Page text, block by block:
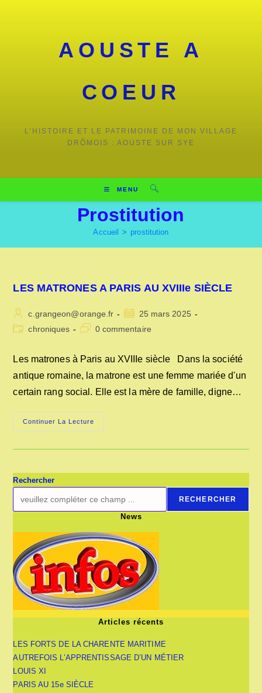
AOUSTE A
COEUR
L’HISTOIRE ET LE PATRIMOINE DE MON VILLAGE
DRÔMOIS : AOUSTE SUR SYE
MENU
Prostitution
Accueil > prostitution
LES MATRONES A PARIS AU XVIIIe SIÈCLE
Auteur/autrice
de
c.grangeon@orange.fr
Publication
publiée :
25 mars 2025
Postchroniques
Commentaires
publication :
0 commentaire
Les matrones à Paris au XVIIIe siècle Dans la société
antique romaine, la matrone est une femme mariée d'un
certain rang social. Elle est la mère de famille, digne…
Continuer La Lecture
MATRONES
SIÈCLE
Rechercher
RECHERCHER
News
Articles récents
LES FORTS DE LA CHARENTE MARITIME
AUTREFOIS L’APPRENTISSAGE D’UN MÉTIER
LOUIS XI
PARIS AU 15e SIÈCLE